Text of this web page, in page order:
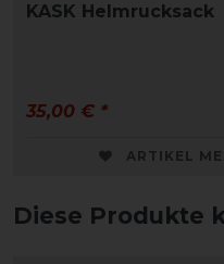
KASK Helmrucksack
35,00 € *
ARTIKEL
Diese Produkte